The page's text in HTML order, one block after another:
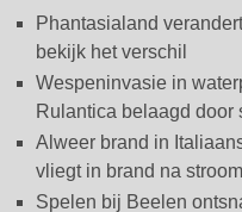
Phantasialand
bekijk het verschil
Wespeninvasie in
Rulantica belaagd door
Alweer brand in
vliegt in brand na
Spelen bij Beelen